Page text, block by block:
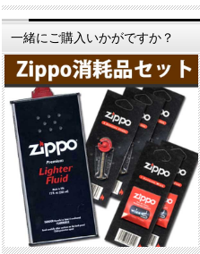
一緒にご購入いかがですか？